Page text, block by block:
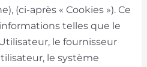
(ci-après « Cookies »). Ce
telles que le
le fournisseur
le système